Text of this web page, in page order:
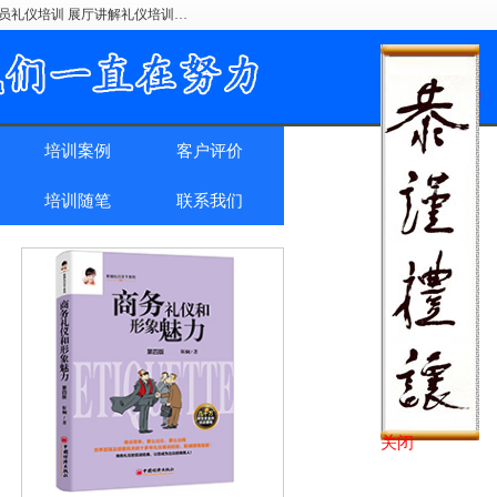
礼仪培训 展厅讲解礼仪培训…
培训案例 客户评价
培训随笔 联系我们
关闭